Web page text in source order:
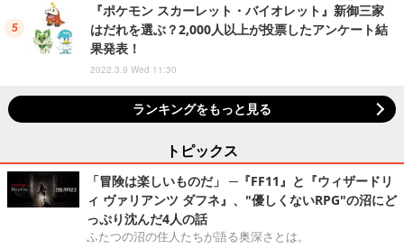
『ポケモン スカーレット・バイオレット』新御三家
はだれを選ぶ？2,000人以上が投票したアンケート結
果発表！
2022.3.9 Wed 11:30
ランキングをもっと見る
トピックス
「冒険は楽しいものだ」 ─『FF11』と『ウィザードリ
ィ ヴァリアンツ ダフネ』、"優しくないRPG"の沼にど
っぷり沈んだ4人の話
ふたつの沼の住人たちが語る奥深さとは。